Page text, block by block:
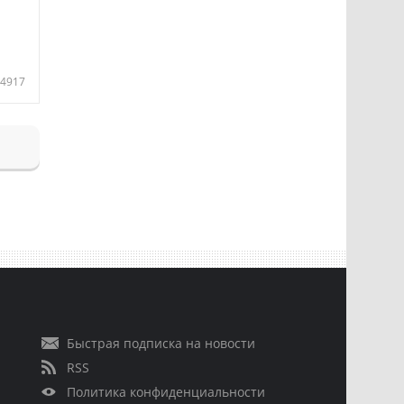
4917
Быстрая подписка на новости
RSS
Политика конфиденциальности